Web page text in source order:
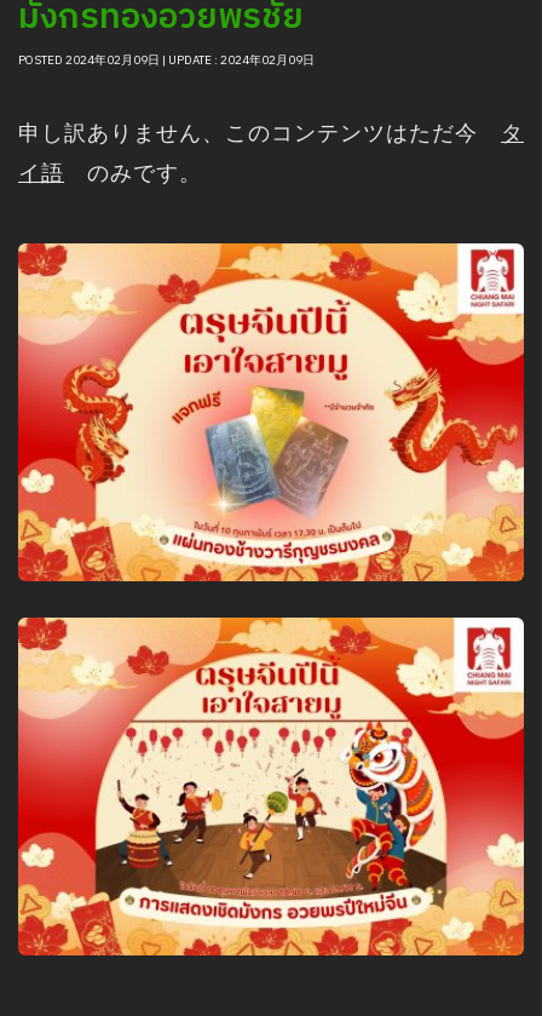
มังกรทองอวยพรชัย
POSTED 2024年02月09日 | UPDATE : 2024年02月09日
申し訳ありません、このコンテンツはただ今 タ
イ語 のみです。